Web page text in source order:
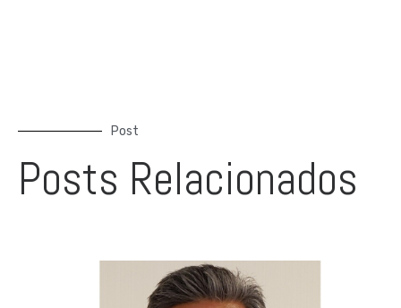
Post
Posts Relacionados